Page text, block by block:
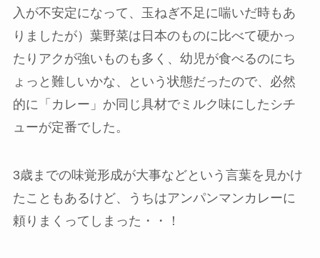
入が不安定になって、玉ねぎ不足に喘いだ時もあ
りましたが）葉野菜は日本のものに比べて硬かっ
たりアクが強いものも多く、幼児が食べるのにち
ょっと難しいかな、という状態だったので、必然
的に「カレー」か同じ具材でミルク味にしたシチ
ューが定番でした。
3歳までの味覚形成が大事などという言葉を見かけ
たこともあるけど、うちはアンパンマンカレーに
頼りまくってしまった・・！